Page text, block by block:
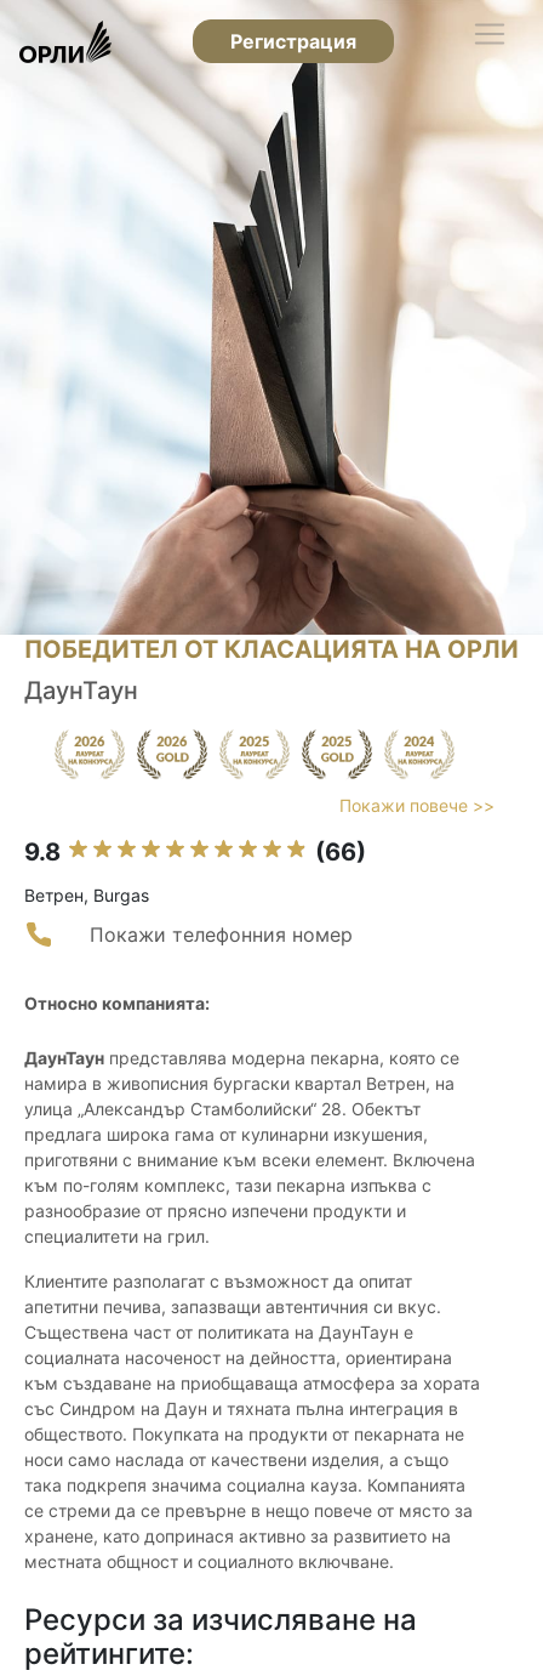
Регистрация
ПОБЕДИТЕЛ ОТ КЛАСАЦИЯТА НА ОРЛИ
ДаунТаун
Покажи повече >>
9.8 (66)
Ветрен, Burgas
Покажи телефонния номер
Относно компанията:
ДаунТаун представлява модерна пекарна, която се
намира в живописния бургаски квартал Ветрен, на
улица „Александър Стамболийски“ 28. Обектът
предлага широка гама от кулинарни изкушения,
приготвяни с внимание към всеки елемент. Включена
към по-голям комплекс, тази пекарна изпъква с
разнообразие от прясно изпечени продукти и
специалитети на грил.
Клиентите разполагат с възможност да опитат
апетитни печива, запазващи автентичния си вкус.
Съществена част от политиката на ДаунТаун е
социалната насоченост на дейността, ориентирана
към създаване на приобщаваща атмосфера за хората
със Синдром на Даун и тяхната пълна интеграция в
обществото. Покупката на продукти от пекарната не
носи само наслада от качествени изделия, а също
така подкрепя значима социална кауза. Компанията
се стреми да се превърне в нещо повече от място за
хранене, като допринася активно за развитието на
местната общност и социалното включване.
Ресурси за изчисляване на
рейтингите: